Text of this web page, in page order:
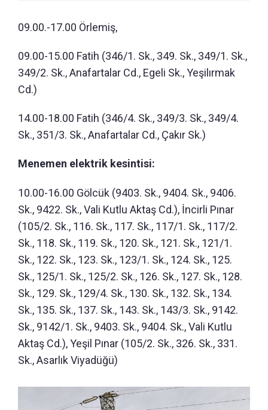
09.00.-17.00 Örlemiş,
09.00-15.00 Fatih (346/1. Sk., 349. Sk., 349/1. Sk.,
349/2. Sk., Anafartalar Cd., Egeli Sk., Yeşilırmak
Cd.)
14.00-18.00 Fatih (346/4. Sk., 349/3. Sk., 349/4.
Sk., 351/3. Sk., Anafartalar Cd., Çakır Sk.)
Menemen elektrik kesintisi:
10.00-16.00 Gölcük (9403. Sk., 9404. Sk., 9406.
Sk., 9422. Sk., Vali Kutlu Aktaş Cd.), İncirli Pınar
(105/2. Sk., 116. Sk., 117. Sk., 117/1. Sk., 117/2.
Sk., 118. Sk., 119. Sk., 120. Sk., 121. Sk., 121/1.
Sk., 122. Sk., 123. Sk., 123/1. Sk., 124. Sk., 125.
Sk., 125/1. Sk., 125/2. Sk., 126. Sk., 127. Sk., 128.
Sk., 129. Sk., 129/4. Sk., 130. Sk., 132. Sk., 134.
Sk., 135. Sk., 137. Sk., 143. Sk., 143/3. Sk., 9142.
Sk., 9142/1. Sk., 9403. Sk., 9404. Sk., Vali Kutlu
Aktaş Cd.), Yeşil Pınar (105/2. Sk., 326. Sk., 331.
Sk., Asarlık Viyadüğü)